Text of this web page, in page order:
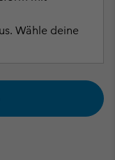
Wähle deine